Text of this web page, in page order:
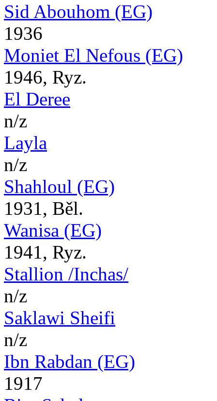
Sid Abouhom (EG)
1936
Moniet El Nefous (EG)
1946, Ryz.
El Deree
n/z
Layla
n/z
Shahloul (EG)
1931, Běl.
Wanisa (EG)
1941, Ryz.
Stallion /Inchas/
n/z
Saklawi Sheifi
n/z
Ibn Rabdan (EG)
1917